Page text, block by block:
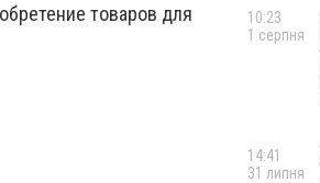
товаров для
10:23
1 серпня
14:41
31 липня